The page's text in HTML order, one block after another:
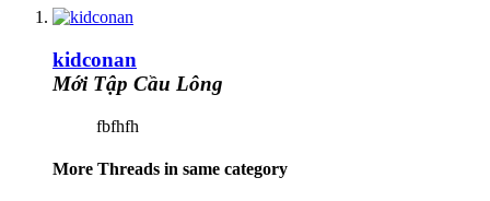
kidconan
Mới Tập Cầu Lông
fbfhfh
More Threads in same category